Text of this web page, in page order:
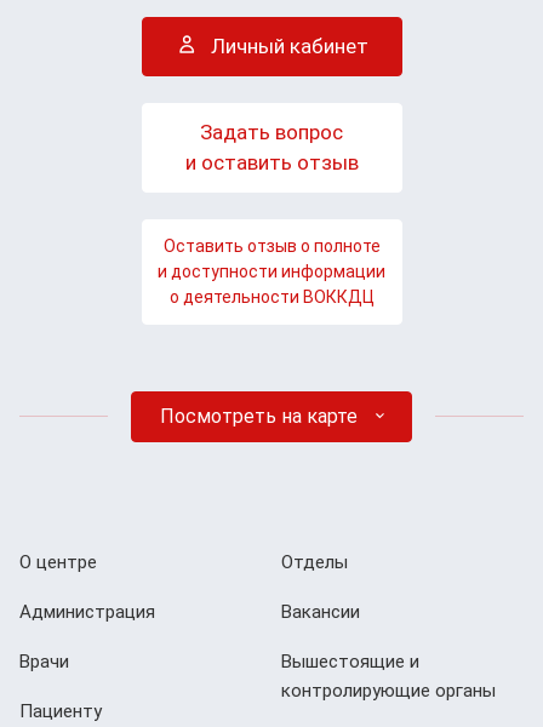
Личный кабинет
Задать вопрос
и оставить отзыв
Оставить отзыв о полноте
и доступности информации
о деятельности ВОККДЦ
Посмотреть на карте
О центре
Администрация
Врачи
Пациенту
Отделы
Вакансии
Вышестоящие и
контролирующие органы